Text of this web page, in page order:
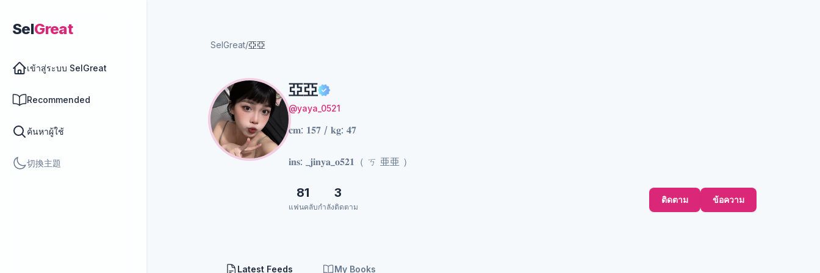
SelGreat
เข้าสู่ระบบ SelGreat
Recommended
ค้นหาผู้ใช้
切換主題
SelGreat/亞亞
亞亞
@yaya_0521
𝐜𝐦: 𝟏𝟓𝟕 / 𝐤𝐠: 𝟒𝟕
𝐢𝐧𝐬: _𝐣𝐢𝐧𝐲𝐚_𝐨𝟓𝟐𝟏（ ㄎ 亜亜 ）
81
แฟนคลับ
3
กำลังติดตาม
ติดตาม ข้อความ
Latest Feeds My Books